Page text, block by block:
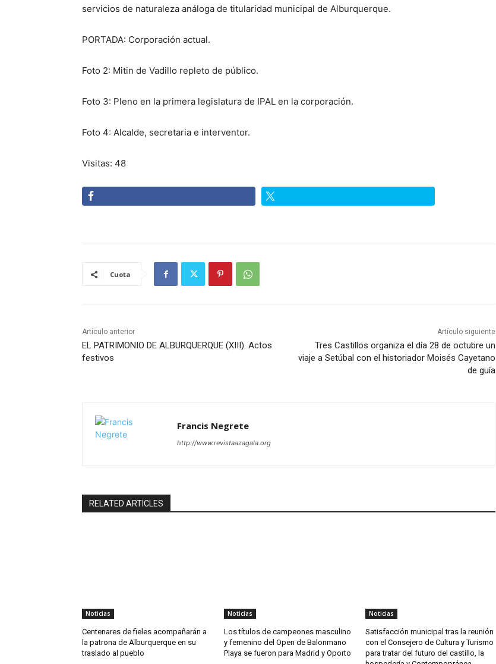
servicios de naturaleza análoga de titularidad municipal de Alburquerque.
PORTADA: Corporación actual.
Foto 2: Mitin de Vadillo repleto de público.
Foto 3: Pleno en la primera legislatura de IPAL en la corporación.
Foto 4: Alcalde, secretaria e interventor.
Visitas: 48
Cuota
Artículo anterior
EL PATRIMONIO DE ALBURQUERQUE (XIII). Actos
festivos
Artículo siguiente
Tres Castillos organiza el día 28 de octubre un
viaje a Setúbal con el historiador Moisés Cayetano
de guía
Francis Negrete
http://www.revistaazagala.org
RELATED ARTICLES
Noticias
Centenares de fieles acompañarán a
la patrona de Alburquerque en su
traslado al pueblo
Noticias
Los títulos de campeones masculino
y femenino del Open de Balonmano
Playa se fueron para Madrid y Oporto
Noticias
Satisfacción municipal tras la reunión
con el Consejero de Cultura y Turismo
para tratar del futuro del castillo, la